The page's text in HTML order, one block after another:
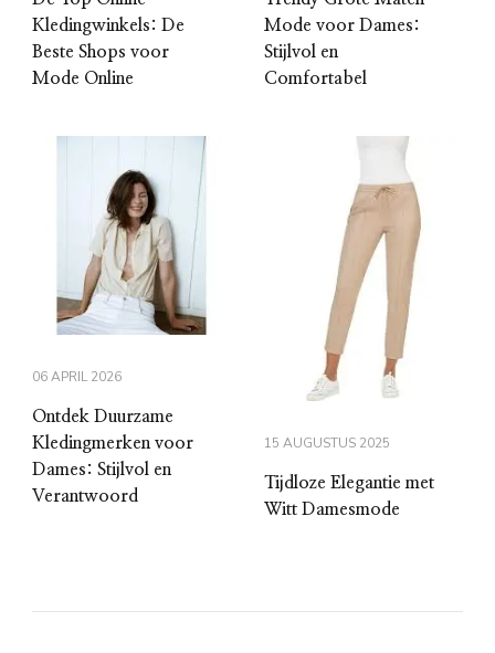
Kledingwinkels: De
Beste Shops voor
Mode Online
Mode voor Dames:
Stijlvol en
Comfortabel
06 APRIL 2026
Ontdek Duurzame
Kledingmerken voor
Dames: Stijlvol en
Verantwoord
15 AUGUSTUS 2025
Tijdloze Elegantie met
Witt Damesmode